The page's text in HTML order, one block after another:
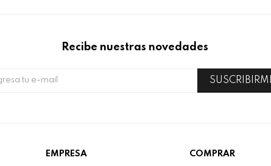
EMPRESA COMPRAR
Recibe nuestras novedades